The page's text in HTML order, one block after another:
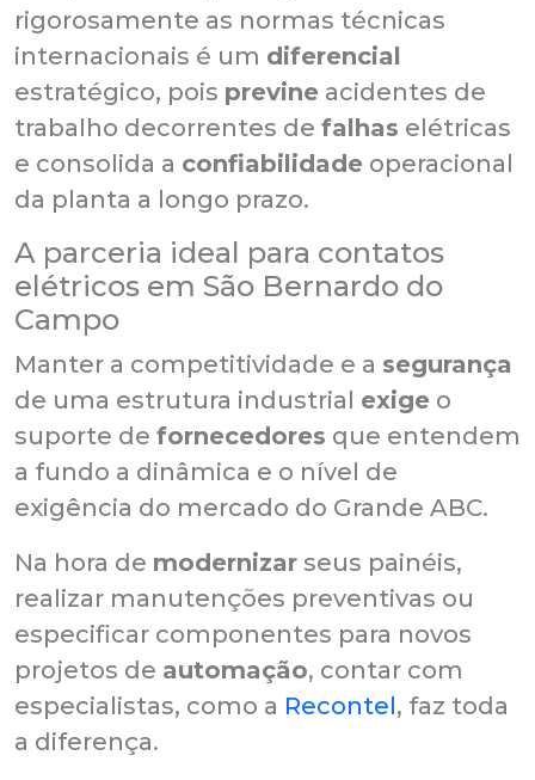
rigorosamente as normas técnicas
internacionais é um diferencial
estratégico, pois previne acidentes de
trabalho decorrentes de falhas elétricas
e consolida a confiabilidade operacional
da planta a longo prazo.
A parceria ideal para contatos
elétricos em São Bernardo do
Campo
Manter a competitividade e a segurança
de uma estrutura industrial exige o
suporte de fornecedores que entendem
a fundo a dinâmica e o nível de
exigência do mercado do Grande ABC.
Na hora de modernizar seus painéis,
realizar manutenções preventivas ou
especificar componentes para novos
projetos de automação, contar com
especialistas, como a Recontel, faz toda
a diferença.